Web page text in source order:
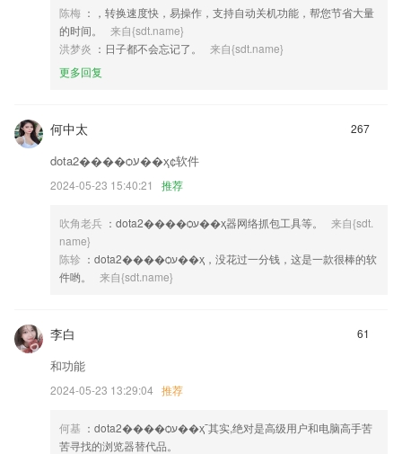
陈梅 ：，转换速度快，易操作，支持自动关机功能，帮您节省大量
的时间。
来自{sdt.name}
洪梦炎 ：日子都不会忘记了。
来自{sdt.name}
更多回复
267
何中太
dota2����ѻע��ҳ¢软件
2024-05-23 15:40:21 推荐
吹角老兵 ：dota2����ѻע��ҳ器网络抓包工具等。
来自{sdt.
name}
陈轸 ：dota2����ѻע��ҳ，没花过一分钱，这是一款很棒的软
件哟。
来自{sdt.name}
61
李白
和功能
2024-05-23 13:29:04 推荐
何基 ：dota2����ѻע��ҳ¯其实,绝对是高级用户和电脑高手苦
苦寻找的浏览器替代品。